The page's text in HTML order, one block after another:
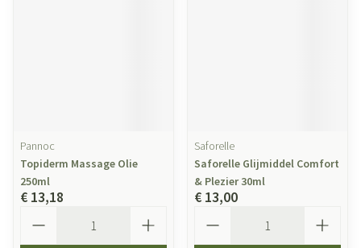
Pannoc
Topiderm Massage Olie
250ml
€ 13,18
Saforelle
Saforelle Glijmiddel Comfort
& Plezier 30ml
€ 13,00